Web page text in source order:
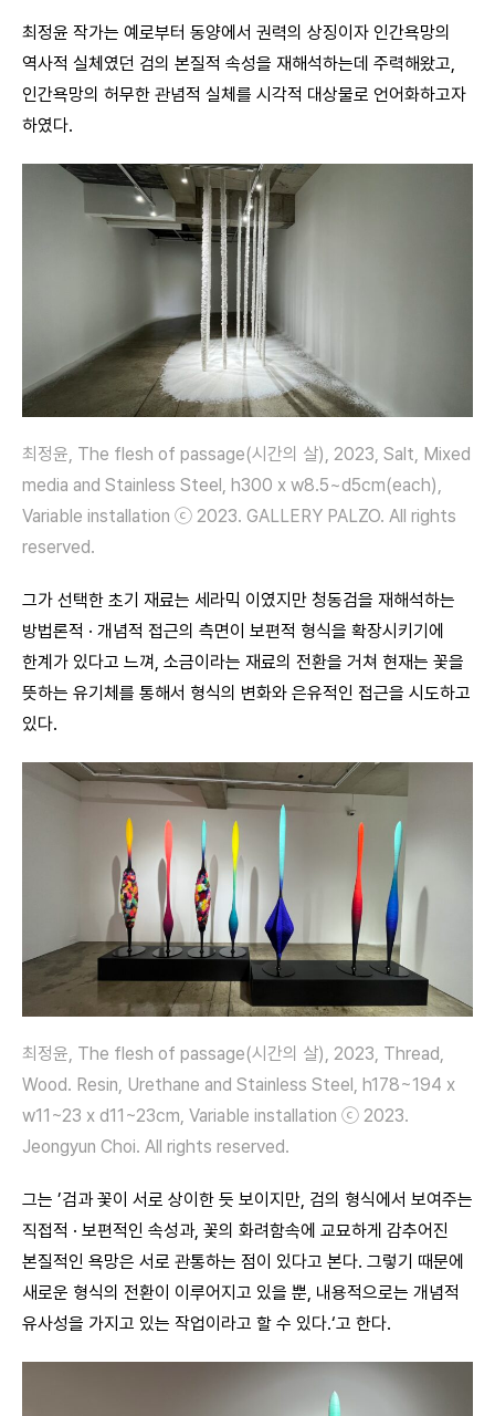
최정윤 작가는 예로부터 동양에서 권력의 상징이자 인간욕망의
역사적 실체였던 검의 본질적 속성을 재해석하는데 주력해왔고,
인간욕망의 허무한 관념적 실체를 시각적 대상물로 언어화하고자
하였다.
최정윤, The flesh of passage(시간의 살), 2023, Salt, Mixed
media and Stainless Steel, h300 x w8.5~d5cm(each),
Variable installation ⓒ 2023. GALLERY PALZO. All rights
reserved.
그가 선택한 초기 재료는 세라믹 이였지만 청동검을 재해석하는
방법론적 · 개념적 접근의 측면이 보편적 형식을 확장시키기에
한계가 있다고 느껴, 소금이라는 재료의 전환을 거쳐 현재는 꽃을
뜻하는 유기체를 통해서 형식의 변화와 은유적인 접근을 시도하고
있다.
최정윤, The flesh of passage(시간의 살), 2023, Thread,
Wood. Resin, Urethane and Stainless Steel, h178~194 x
w11~23 x d11~23cm, Variable installation ⓒ 2023.
Jeongyun Choi. All rights reserved.
그는 ’검과 꽃이 서로 상이한 듯 보이지만, 검의 형식에서 보여주는
직접적 · 보편적인 속성과, 꽃의 화려함속에 교묘하게 감추어진
본질적인 욕망은 서로 관통하는 점이 있다고 본다. 그렇기 때문에
새로운 형식의 전환이 이루어지고 있을 뿐, 내용적으로는 개념적
유사성을 가지고 있는 작업이라고 할 수 있다.‘고 한다.